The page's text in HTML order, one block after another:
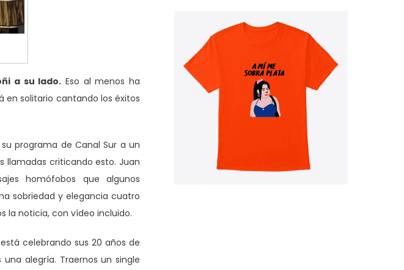
a su lado. Eso al menos ha
en solitario cantando los éxitos
programa de Canal Sur a un
llamadas criticando esto. Juan
homófobos que algunos
sobriedad y elegancia cuatro
la noticia, con vídeo incluido.
celebrando sus 20 años de
alegría. Traernos un single